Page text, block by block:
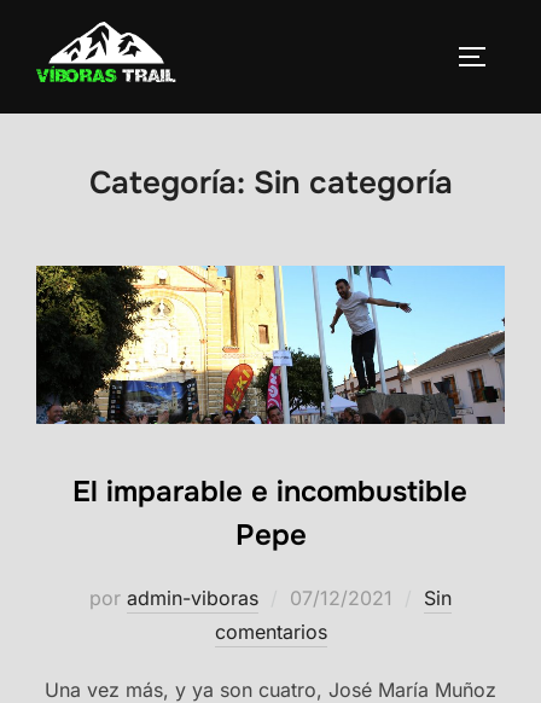
contenido
Categoría: Sin categoría
El imparable e incombustible
Pepe
por admin-viboras
Publicado
el
07/12/2021
Sin
comentarios
Una vez más, y ya son cuatro, José María Muñoz